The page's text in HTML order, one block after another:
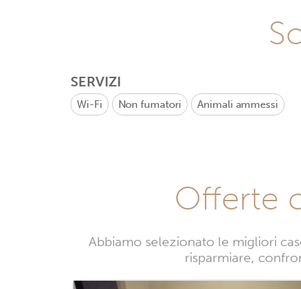
SERVIZI
Wi-Fi Non fumatori Animali ammessi
Offerte
Abbiamo selezionato le migliori
risparmiare,